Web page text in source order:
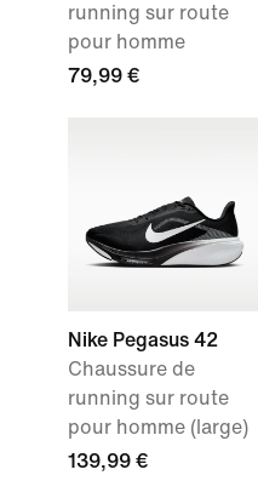
running sur route
pour homme
79,99 €
Nike Pegasus 42
Chaussure de
running sur route
pour homme (large)
139,99 €